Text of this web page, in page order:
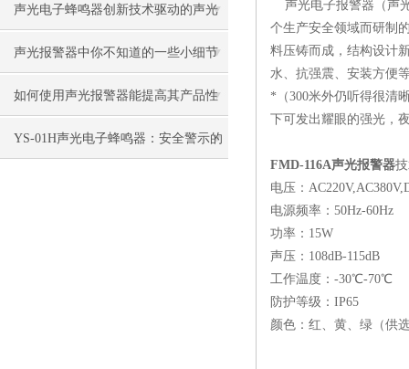
声光电子蜂鸣器创新技术驱动的声光
结合体
声光报警器中你不知道的一些小细节
如何使用声光报警器能提高其产品性
能？
YS-01H声光电子蜂鸣器：安全警示的
声光电子报警器（声
个生产安全领域而研制
料压铸而成，结构设计
水、抗强震、安装方便
*（300米外仍听得很清
下可发出耀眼的强光，
FMD-116A声光报警器
电压：
电源频率：50Hz-60Hz
功率：15W
声压：108dB-115dB
工作温度：-30℃-70℃
防护等级：IP65
颜色：红、黄、绿（供